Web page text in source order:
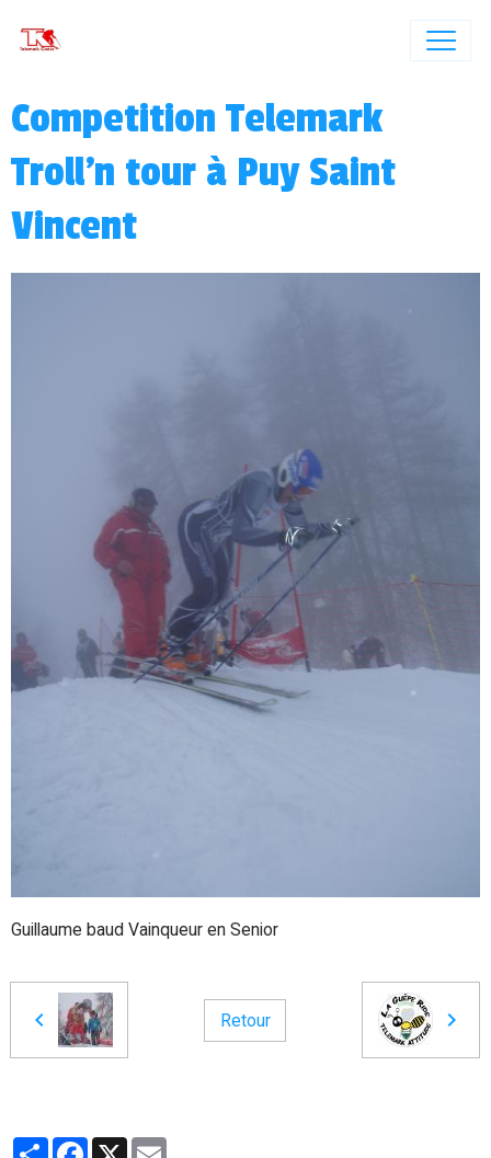
Competition Telemark
Troll'n tour à Puy Saint
Vincent
Guillaume baud Vainqueur en Senior
Retour
PartagerFacebook
X